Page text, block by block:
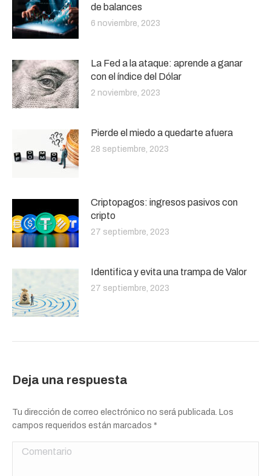
de balances
6 noviembre, 2023
La Fed a la ataque: aprende a ganar
con el índice del Dólar
2 noviembre, 2023
Pierde el miedo a quedarte afuera
28 septiembre, 2023
Criptopagos: ingresos pasivos con
cripto
27 septiembre, 2023
Identifica y evita una trampa de Valor
27 septiembre, 2023
Deja una respuesta
Tu dirección de correo electrónico no será publicada. Los
campos requeridos están marcados *
Comentario